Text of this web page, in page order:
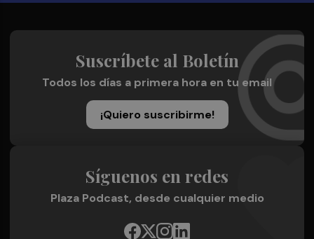
Suscríbete al Boletín
Todos los días a primera hora en tu email
¡Quiero suscribirme!
Síguenos en redes
Plaza Podcast, desde cualquier medio